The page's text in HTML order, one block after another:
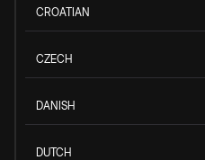
CROATIAN
CZECH
DANISH
DUTCH